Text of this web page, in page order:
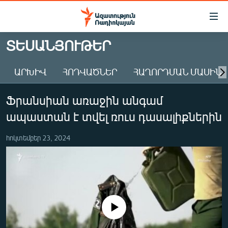
Մատչելիության
Անցնել
հիմնական
Անցնել
հիմնական
մենյուին
ԱԶԱՏՈՒԹՅՈՒՆ TV
ՀԱՅԱՍՏԱՆ
ԸՆՏՐՈՒԹՅՈՒՆՆԵՐ 2026
ԻՐԱՎՈՒՆՔ
ՀԱՍԱՐԱԿՈՒԹՅՈՒՆ
ՏՆՏԵՍՈՒԹՅՈՒՆ
ՊԱՏԵՐԱԶՄԻ 6 ՇԱԲԱԹՆԵՐԸ
ՏԱՐԱԾԱՇՐՋԱՆ
ՏԵՍԱՆՅՈՒԹԵՐ
ԱՐԽԻՎ ՀՈԴՎԱԾՆԵՐ ՀԱՂՈՐԴՄԱՆ ՄԱՍԻՆ
Ֆրանսիան առաջին անգամ
ապաստան է տվել ռուս դասալիքներին
հոկտեմբեր 23, 2024
No media source currently available